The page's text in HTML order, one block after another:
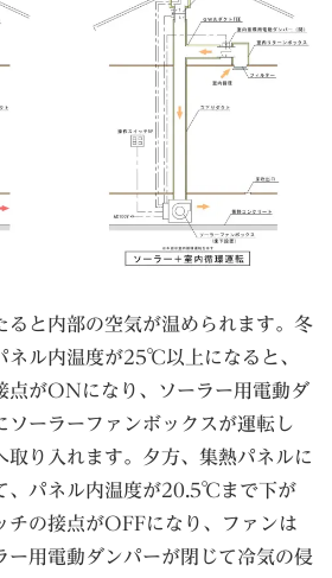
ると内部の空気が温められます。冬
ネル内温度が25℃以上になると、
点がONになり、ソーラー用電動ダ
ソーラーファンボックスが運転し
取り入れます。夕方、集熱パネルに
、パネル内温度が20.5℃まで下が
チの接点がOFFになり、ファンは
ー用電動ダンパーが閉じて冷気の侵